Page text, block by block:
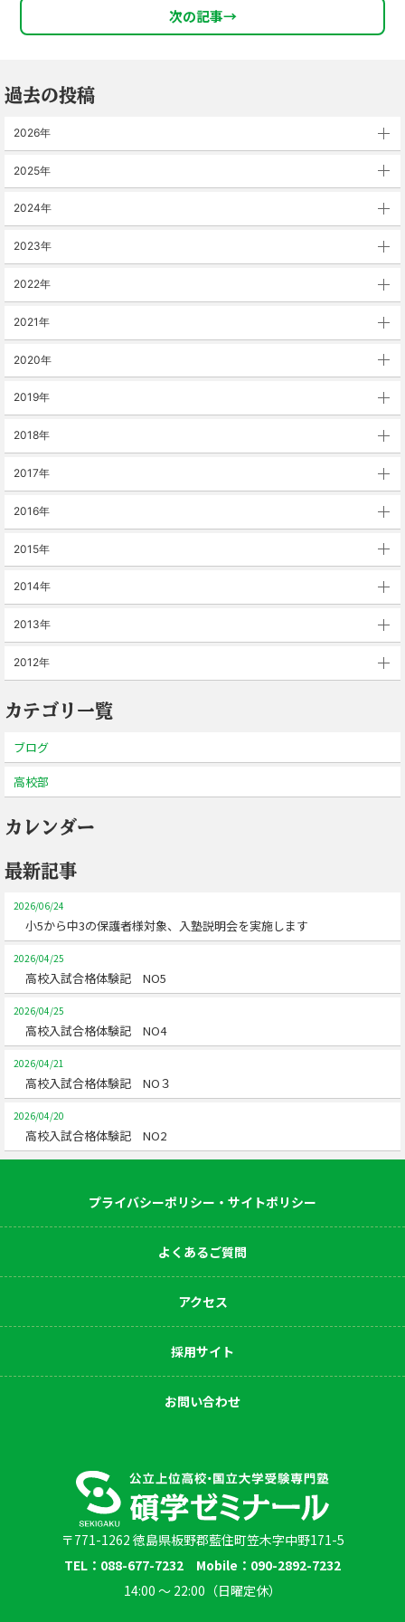
次の記事→
過去の投稿
2026年
2025年
2024年
2023年
2022年
2021年
2020年
2019年
2018年
2017年
2016年
2015年
2014年
2013年
2012年
カテゴリ一覧
ブログ
高校部
カレンダー
最新記事
2026/06/24
小5から中3の保護者様対象、入塾説明会を実施します
2026/04/25
高校入試合格体験記 NO5
2026/04/25
高校入試合格体験記 NO4
2026/04/21
高校入試合格体験記 NO３
2026/04/20
高校入試合格体験記 NO2
プライバシーポリシー・サイトポリシー
よくあるご質問
アクセス
採用サイト
お問い合わせ
〒771-1262 徳島県板野郡藍住町笠木字中野171-5
TEL：088-677-7232 Mobile：090-2892-7232
14:00 〜 22:00（日曜定休）